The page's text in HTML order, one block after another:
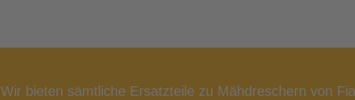
Wir bieten sämtliche Ersatzteile zu Mähdreschern von